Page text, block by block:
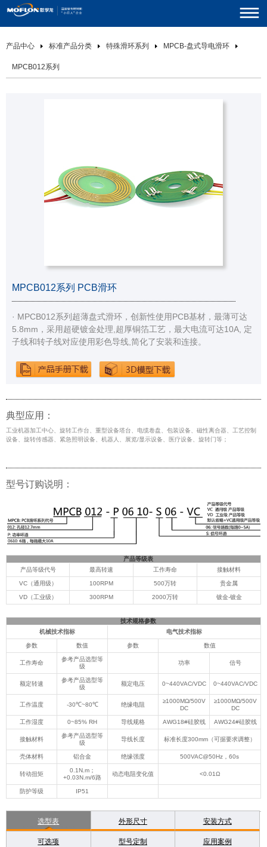
产品中心 标准产品分类 特殊滑环系列 MPCB-盘式导电滑环
MPCB012系列
MPCB012系列 PCB滑环
· MPCB012系列超薄盘式滑环，创新性使用PCB基材，最薄可达
5.8mm，采用超硬镀金处理,超厚铜箔工艺，最大电流可达10A, 定
子线和转子线对应使用彩色导线,简化了安装和连接。
典型应用：
工业机器加工中心、旋转工作台、重型设备塔台、电缆卷盘、包装设备、磁性离合器、工艺控制
设备、旋转传感器、紧急照明设备、机器人、展览/显示设备、医疗设备、旋转门等；
型号订购说明：
产品等级表
产品等级代号
最高转速 工作寿命 接触材料
VC（通用级） 100RPM 500万转 贵金属
VD（工业级） 300RPM 2000万转 镀金-镀金
技术规格参数
机械技术指标
电气技术指标
参数 数值 参数 数值
工作寿命
参考产品选型等
级
功率 信号
额定转速
参考产品选型等
级
额定电压 0~440VAC/VDC 0~440VAC/VDC
工作温度 -30℃~80℃ 绝缘电阻
≥1000MΩ/500V
DC
≥1000MΩ/500V
DC
工作湿度 0~85% RH 导线规格 AWG18#硅胶线 AWG24#硅胶线
接触材料
参考产品选型等
级
导线长度 标准长度300mm（可据要求调整）
壳体材料 铝合金 绝缘强度 500VAC@50Hz，60s
转动扭矩
0.1N.m；
+0.03N.m/6路
动态电阻变化值 <0.01Ω
防护等级 IP51
选型表 外形尺寸 安装方式
可选项 型号定制 应用案例